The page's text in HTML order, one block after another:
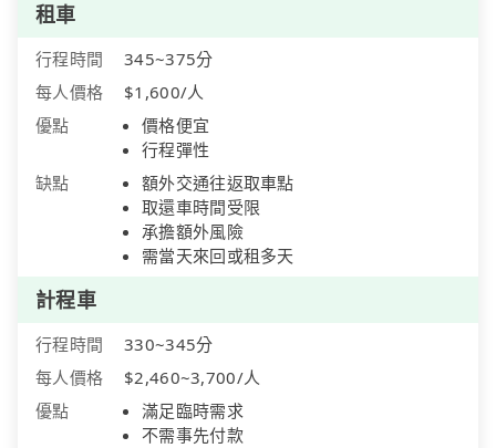
租車
行程時間
345~375分
每人價格
$1,600/人
優點
價格便宜
行程彈性
缺點
額外交通往返取車點
取還車時間受限
承擔額外風險
需當天來回或租多天
計程車
行程時間
330~345分
每人價格
$2,460~3,700/人
優點
滿足臨時需求
不需事先付款